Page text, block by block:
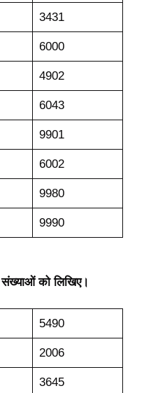
3431
6000
4902
6043
9901
6002
9980
9990
को लिखिए।
5490
2006
3645